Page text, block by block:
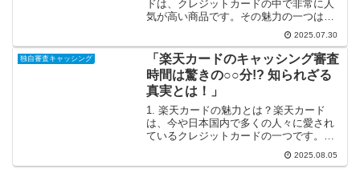
ドは、クレジットカードの中で非常に人
気が高い商品です。その魅力の一つは、
なんと言っても「年会費が永年無料」で
ある点です！初めてクレジットカードを
持つ方や、コストを抑えたい人にとっ
て、非常に嬉しいポイン...
2025.07.30
独自審査キャッシング
「楽天カードのキャッシング審査
時間は驚きの○○分!? 知られざる
真実とは！」
1. 楽天カードの魅力とは？楽天カード
は、今や日本国内で多くの人々に愛され
ているクレジットカードの一つです。そ
の魅力はシンプルなデザインや使いやす
さに加え、楽天ポイントが貯まるという
2025.08.05